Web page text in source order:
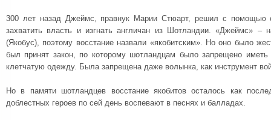
300 лет назад Джеймс, правнук Марии Стюарт, решил с помощью
захватить власть и изгнать англичан из Шотландии. «Джеймс» –
(Якобус), поэтому восстание назвали «якобитским». Но оно было
был принят закон, по которому шотландцам было запрещено
клетчатую одежду. Была запрещена даже волынка, как инструмент
Но в памяти шотландцев восстание якобитов осталось как
доблестных героев по сей день воспевают в песнях и балладах.